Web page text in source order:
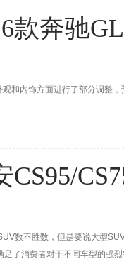
款奔驰
和内饰方面进行了部分调整
CS95/
数不胜数，但是要说大型
了消费者对于不同车型的强